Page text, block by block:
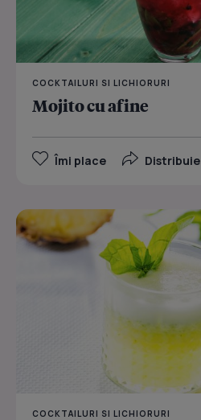
COCKTAILURI SI LICHIORURI
Mojito cu afine
Îmi place Distribuie
COCKTAILURI SI LICHIORURI